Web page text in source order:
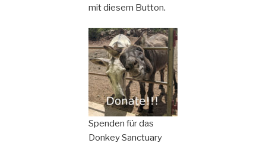
mit diesem Button.
Spenden für das
Donkey Sanctuary